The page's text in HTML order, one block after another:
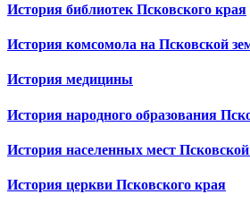
История библиотек Псковского края
История комсомола на Псковской
История медицины
История народного образования
История населенных мест
История церкви Псковского края